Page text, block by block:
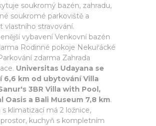
soukromý bazén, zahradu,
soukromé parkoviště a
vlastního stravování.
vybavení Venkovní bazén
Rodinné pokoje Nekuřácké
zdarma Zahrada
Universitas Udayana se
6,6 km od ubytování Villa
3BR Villa with Pool,
Oasis a Bali Museum 7,8 km.
s klimatizací má 2 ložnice,
kuchyň s kompletním